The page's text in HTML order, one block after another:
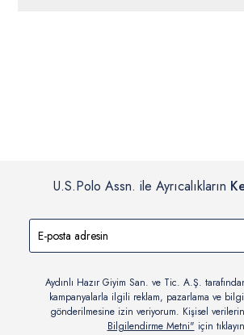
U.S.Polo Assn. ile Ayrıcalıkların
Aydınlı Hazır Giyim San. ve Tic. A.Ş.
kampanyalarla ilgili reklam, pazarlama ve bilgi
gönderilmesine izin veriyorum. Kişisel
Bilgilendirme Metni" için